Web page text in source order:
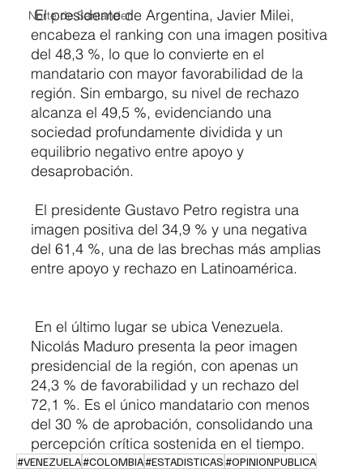
Norte de Santander
El presidente de Argentina, Javier Milei,
encabeza el ranking con una imagen positiva
del 48,3 %, lo que lo convierte en el
mandatario con mayor favorabilidad de la
región. Sin embargo, su nivel de rechazo
alcanza el 49,5 %, evidenciando una
sociedad profundamente dividida y un
equilibrio negativo entre apoyo y
desaprobación.
El presidente Gustavo Petro registra una
imagen positiva del 34,9 % y una negativa
del 61,4 %, una de las brechas más amplias
entre apoyo y rechazo en Latinoamérica.
En el último lugar se ubica Venezuela.
Nicolás Maduro presenta la peor imagen
presidencial de la región, con apenas un
24,3 % de favorabilidad y un rechazo del
72,1 %. Es el único mandatario con menos
del 30 % de aprobación, consolidando una
percepción crítica sostenida en el tiempo.
#VENEZUELA#COLOMBIA#ESTADISTICAS#OPINIONPUBLICA